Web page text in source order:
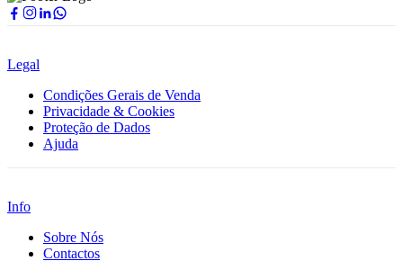
Legal
Condições Gerais de Venda
Privacidade & Cookies
Proteção de Dados
Ajuda
Info
Sobre Nós
Contactos